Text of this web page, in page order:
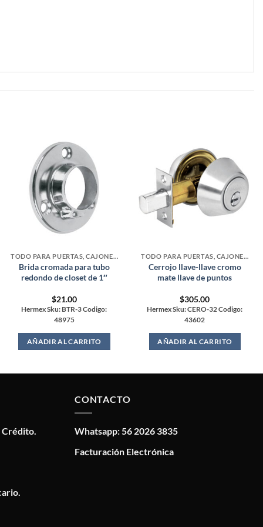
TODO PARA PUERTAS, CAJONES Y CLOSETS
Brida cromada para tubo
redondo de closet de 1″
$21.00
Hermex Sku: BTR-3 Codigo:
48975
AÑADIR AL CARRITO
TODO PARA PUERTAS, CAJONES Y CLOSETS
Cerrojo llave-llave cromo
mate llave de puntos
$305.00
Hermex Sku: CERO-32 Codigo:
43602
AÑADIR AL CARRITO
Crédito.
CONTACTO
Whatsapp: 56 2026 3835
Facturación Electrónica